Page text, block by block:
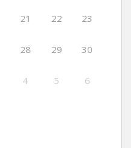
21 22 23
28 29 30
4 5 6